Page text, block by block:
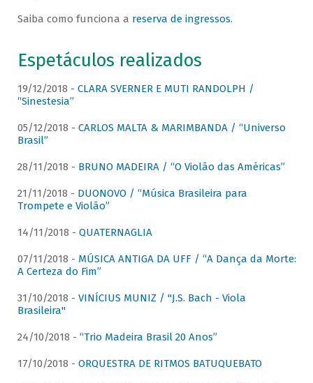
Saiba como funciona a reserva de ingressos.
Espetáculos realizados
19/12/2018 - CLARA SVERNER E MUTI RANDOLPH /
“Sinestesia”
05/12/2018 - CARLOS MALTA & MARIMBANDA / “Universo
Brasil”
28/11/2018 - BRUNO MADEIRA / “O Violão das Américas”
21/11/2018 - DUONOVO / “Música Brasileira para
Trompete e Violão”
14/11/2018 - QUATERNAGLIA
07/11/2018 - MÚSICA ANTIGA DA UFF / “A Dança da Morte:
A Certeza do Fim”
31/10/2018 - VINÍCIUS MUNIZ / "J.S. Bach - Viola
Brasileira"
24/10/2018 - “Trio Madeira Brasil 20 Anos”
17/10/2018 - ORQUESTRA DE RITMOS BATUQUEBATO